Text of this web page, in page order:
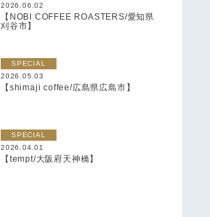
2026.06.02
【NOBI COFFEE ROASTERS/愛知県
刈谷市】
SPECIAL
2026.05.03
【shimaji coffee/広島県広島市】
SPECIAL
2026.04.01
【tempt/大阪府天神橋】